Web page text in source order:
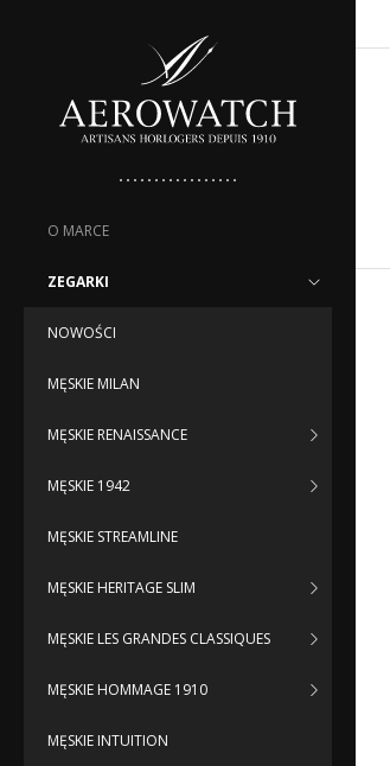
O MARCE
ZEGARKI
NOWOŚCI
MĘSKIE MILAN
MĘSKIE RENAISSANCE
MĘSKIE 1942
MĘSKIE STREAMLINE
MĘSKIE HERITAGE SLIM
MĘSKIE LES GRANDES CLASSIQUES
MĘSKIE HOMMAGE 1910
MĘSKIE INTUITION